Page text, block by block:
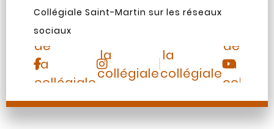
Collégiale Saint-Martin sur les réseaux
sociaux
Page
Facebook
de
la
collégiale
Saint-
Martin
Instagram
la
collégiale
Martin
TripAdvisor
la
collégiale
Martin
de
la
Saint-
Martin